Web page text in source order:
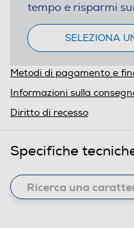
tempo e risparmi
SELEZIONA
Metodi di pagamento e
Informazioni sulla
Diritto di recesso
Specifiche